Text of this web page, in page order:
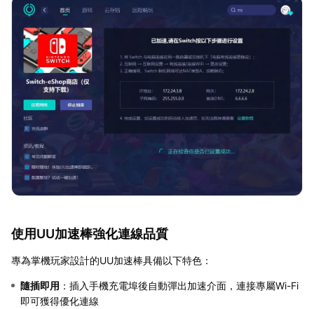
使用UU加速棒強化連線品質
專為掌機玩家設計的UU加速棒具備以下特色：
隨插即用 ：插入手機充電埠後自動彈出加速介面，連接專屬Wi-Fi
即可獲得優化連線